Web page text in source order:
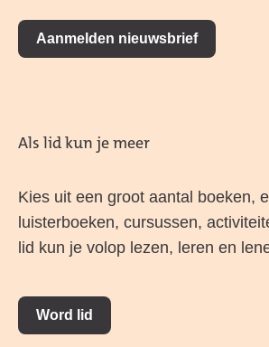
Aanmelden nieuwsbrief
Als lid kun je meer
Kies uit een groot aantal boeken,
luisterboeken, cursussen,
lid kun je volop lezen, leren en
Word lid